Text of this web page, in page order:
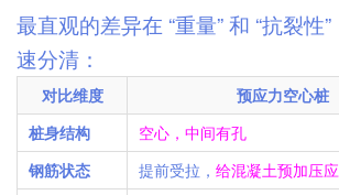
最直观的差异在 “重量” 和 “抗裂性
速分清：
对比维度
预应力空心桩
桩身结构
空心，中间有孔
钢筋状态
提前受拉， 给混凝土预加压